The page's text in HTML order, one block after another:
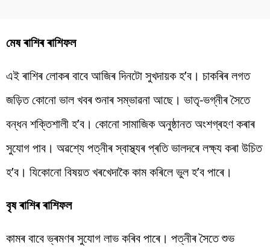
মেষ ৰাশিৰ ৰাশিফল
এই ৰাশিৰ লোকৰ বাবে আজিৰ দিনটো সুখদায়ক হ’ব। চাকৰিৰ লগত
জড়িত কোনো ভাল খবৰ শুনাৰ সম্ভাৱনা আছে। ভাতৃ-ভগ্নীৰ সৈতে
বন্ধন শক্তিশালী হ’ব। কোনো সামাজিক অনুষ্ঠানত অংশগ্ৰহণ কৰাৰ
সুযোগ পাব। অৱশ্যে পত্নীৰ স্বাস্থ্যৰ প্ৰতি ভালদৰে লক্ষ্য কৰা উচিত
হ’ব। যিকোনো বিষয়ত খৰখেদাকৈ কাম কৰিলে ভুল হ’ব পাৰে।
বৃষ ৰাশিৰ ৰাশিফল
কামৰ বাবে ভ্ৰমণৰ সুযোগ লাভ কৰিব পাৰে। পত্নীৰ সৈতে শুভ